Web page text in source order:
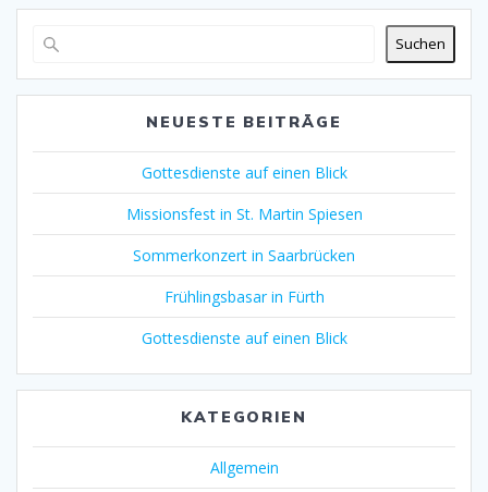
Suchen
NEUESTE BEITRÄGE
Gottesdienste auf einen Blick
Missionsfest in St. Martin Spiesen
Sommerkonzert in Saarbrücken
Frühlingsbasar in Fürth
Gottesdienste auf einen Blick
KATEGORIEN
Allgemein